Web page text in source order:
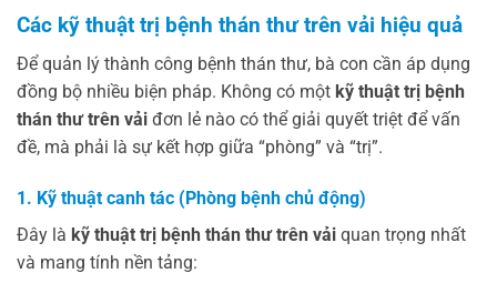
Các kỹ thuật trị bệnh thán thư trên vải hiệu quả
Để quản lý thành công bệnh thán thư, bà con cần áp dụng
đồng bộ nhiều biện pháp. Không có một kỹ thuật trị bệnh
thán thư trên vải đơn lẻ nào có thể giải quyết triệt để vấn
đề, mà phải là sự kết hợp giữa “phòng” và “trị”.
1. Kỹ thuật canh tác (Phòng bệnh chủ động)
Đây là kỹ thuật trị bệnh thán thư trên vải quan trọng nhất
và mang tính nền tảng: